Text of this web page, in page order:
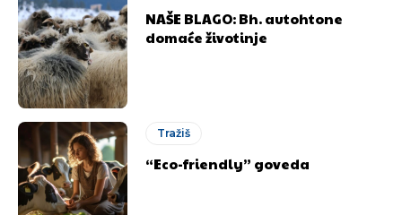
NAŠE BLAGO: Bh. autohtone
domaće životinje
Tražiš
“Eco-friendly” goveda